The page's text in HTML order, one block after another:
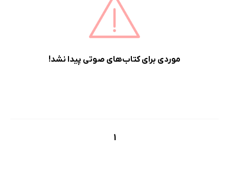
پرفروش‌ها
پربحث‌ها
موردی برای کتاب‌های صوتی پیدا نشد!
1